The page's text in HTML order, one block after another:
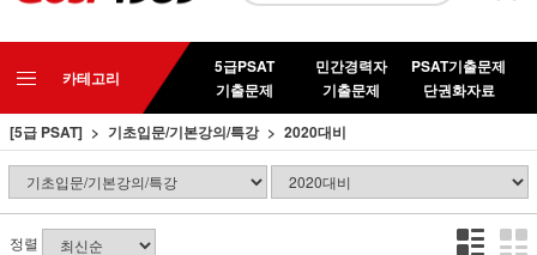
카테고리
5급PSAT
기출문제
민간경력자
기출문제
PSAT기출문제
단권화자료
[5급 PSAT]
기초입문/기본강의/특강 2020대비
정렬